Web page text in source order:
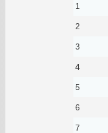
1
2
3
4
5
6
7